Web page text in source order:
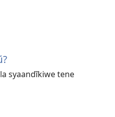
syaandĩkiwe tene